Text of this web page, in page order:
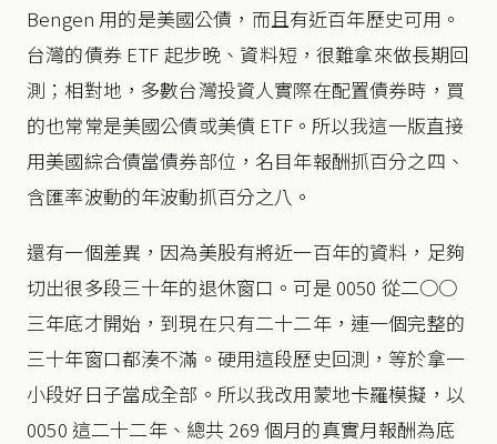
Bengen 用的是美國公債，而且有近百年歷史可用。
台灣的債券 ETF 起步晚、資料短，很難拿來做長期回
測；相對地，多數台灣投資人實際在配置債券時，買
的也常常是美國公債或美債 ETF。所以我這一版直接
用美國綜合債當債券部位，名目年報酬抓百分之四、
含匯率波動的年波動抓百分之八。
還有一個差異，因為美股有將近一百年的資料，足夠
切出很多段三十年的退休窗口。可是 0050 從二○○
三年底才開始，到現在只有二十二年，連一個完整的
三十年窗口都湊不滿。硬用這段歷史回測，等於拿一
小段好日子當成全部。所以我改用蒙地卡羅模擬，以
0050 這二十二年、總共 269 個月的真實月報酬為底